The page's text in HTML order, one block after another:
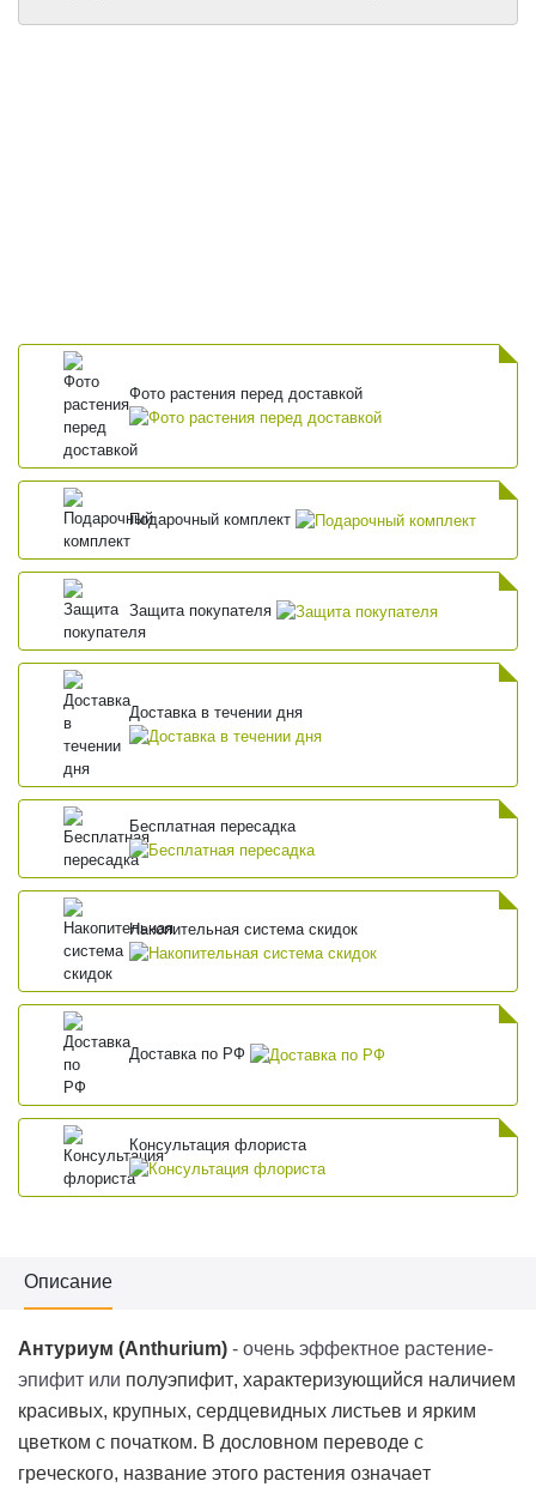
Фото растения перед доставкой
Подарочный комплект
Защита покупателя
Доставка в течении дня
Бесплатная пересадка
Накопительная система скидок
Доставка по РФ
Консультация флориста
Описание
Антуриум (Anthurium) - очень эффектное растение-
эпифит или полуэпифит, характеризующийся наличием
красивых, крупных, сердцевидных листьев и ярким
цветком с початком. В дословном переводе с
греческого, название этого растения означает